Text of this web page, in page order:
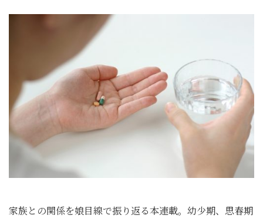
家族との関係を娘目線で振り返る本連載。幼少期、思春期